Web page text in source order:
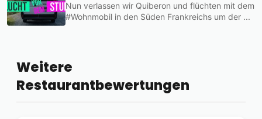
Nun verlassen wir Quiberon und flüchten mit dem
#Wohnmobil in den Süden Frankreichs um der ...
Weitere
Restaurantbewertungen